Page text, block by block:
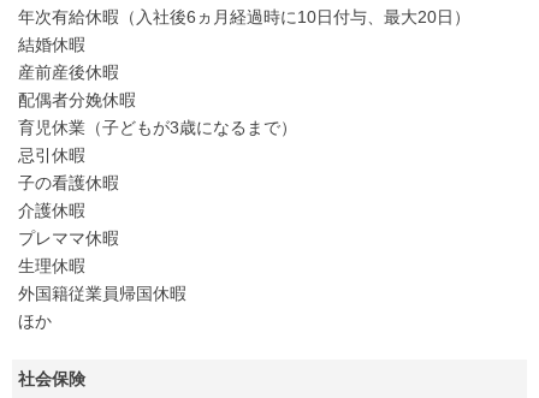
年次有給休暇（入社後6ヵ月経過時に10日付与、最大20日）
結婚休暇
産前産後休暇
配偶者分娩休暇
育児休業（子どもが3歳になるまで）
忌引休暇
子の看護休暇
介護休暇
プレママ休暇
生理休暇
外国籍従業員帰国休暇
ほか
社会保険